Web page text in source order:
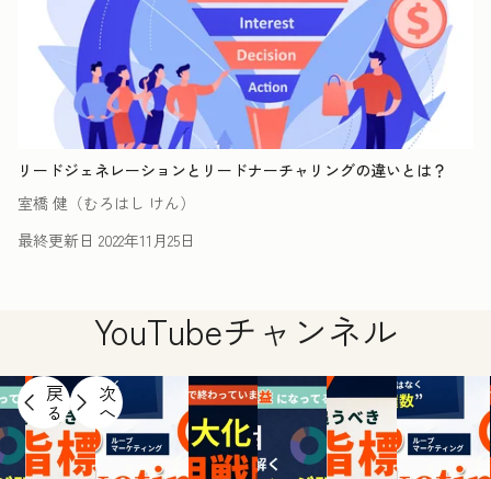
リードジェネレーションとリードナーチャリングの違いとは？
室橋 健（むろはし けん）
最終更新日 2022年11月25日
YouTubeチャンネル
戻
る
次
へ